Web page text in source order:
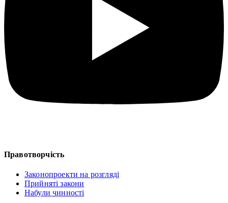
Правотворчість
Законопроекти на розгляді
Прийняті закони
Набули чинності